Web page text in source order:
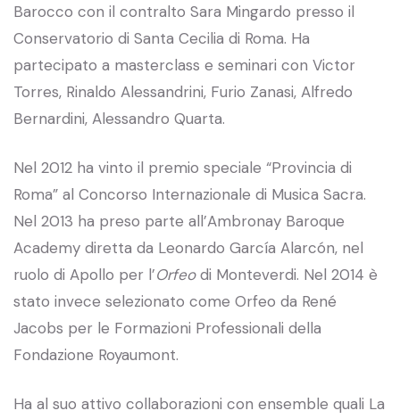
Barocco con il contralto Sara Mingardo presso il
Conservatorio di Santa Cecilia di Roma. Ha
partecipato a masterclass e seminari con Victor
Torres, Rinaldo Alessandrini, Furio Zanasi, Alfredo
Bernardini, Alessandro Quarta.
Nel 2012 ha vinto il premio speciale “Provincia di
Roma” al Concorso Internazionale di Musica Sacra.
Nel 2013 ha preso parte all’Ambronay Baroque
Academy diretta da Leonardo García Alarcón, nel
ruolo di Apollo per l’Orfeodi Monteverdi. Nel 2014 è
stato invece selezionato come Orfeo da René
Jacobs per le Formazioni Professionali della
Fondazione Royaumont.
Ha al suo attivo collaborazioni con ensemble quali La